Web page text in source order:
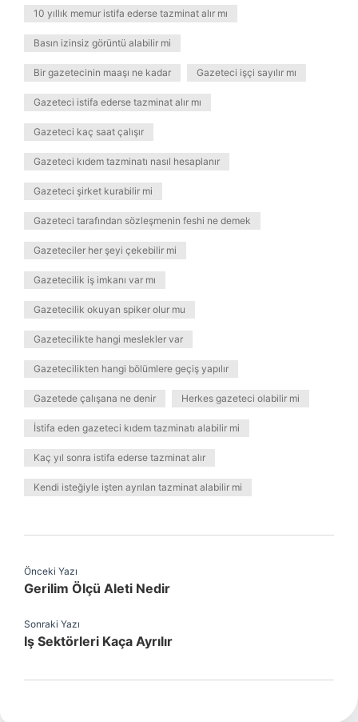
10 yıllık memur istifa ederse tazminat alır mı
Basın izinsiz görüntü alabilir mi
Bir gazetecinin maaşı ne kadar Gazeteci işçi sayılır mı
Gazeteci istifa ederse tazminat alır mı
Gazeteci kaç saat çalışır
Gazeteci kıdem tazminatı nasıl hesaplanır
Gazeteci şirket kurabilir mi
Gazeteci tarafından sözleşmenin feshi ne demek
Gazeteciler her şeyi çekebilir mi
Gazetecilik iş imkanı var mı
Gazetecilik okuyan spiker olur mu
Gazetecilikte hangi meslekler var
Gazetecilikten hangi bölümlere geçiş yapılır
Gazetede çalışana ne denir Herkes gazeteci olabilir mi
İstifa eden gazeteci kıdem tazminatı alabilir mi
Kaç yıl sonra istifa ederse tazminat alır
Kendi isteğiyle işten ayrılan tazminat alabilir mi
Önceki Yazı
Gerilim Ölçü Aleti Nedir
Sonraki Yazı
Iş Sektörleri Kaça Ayrılır